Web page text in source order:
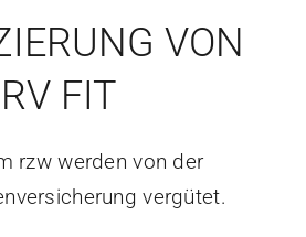
VON
RV FIT
rzw werden von der
vergütet.